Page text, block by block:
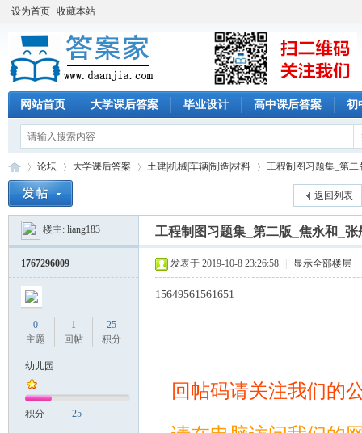
设为首页 收藏本站
网站首页 大学课后答案 毕业设计 高中课后答案 初
»
论坛
›
大学课后答案 土建|机械|车辆|制造|材料
›
工程制图习题集_第二
返回列表
楼主: liang183 工程制图习题集_第二版_焦永和_
1767296009
0
主题
1
回帖
25
积分
幼儿园
积分 25
发表于 2019-10-8 23:26:58 显示全部楼层
15649561561651
回帖码请关注我们的